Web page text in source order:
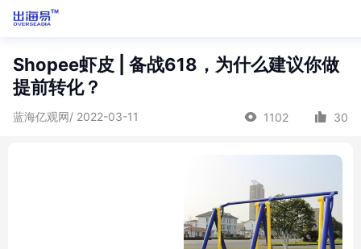
Shopee虾皮 | 备战618，为什么建议你做
提前转化？
蓝海亿观网/ 2022-03-11 1102 30